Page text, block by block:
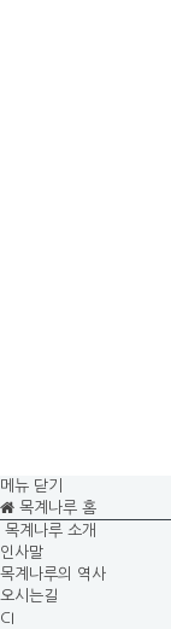
메뉴 닫기
목계나루 홈
목계나루 소개
인사말
목계나루의 역사
오시는길
CI